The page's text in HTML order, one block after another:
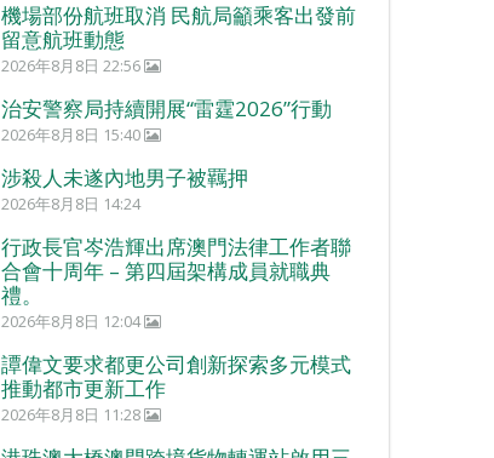
機場部份航班取消 民航局籲乘客出發前
留意航班動態
2026年8月8日 22:56
治安警察局持續開展“雷霆2026”行動
2026年8月8日 15:40
涉殺人未遂內地男子被羈押
2026年8月8日 14:24
行政長官岑浩輝出席澳門法律工作者聯
合會十周年 – 第四屆架構成員就職典
禮。
2026年8月8日 12:04
譚偉文要求都更公司創新探索多元模式
推動都市更新工作
2026年8月8日 11:28